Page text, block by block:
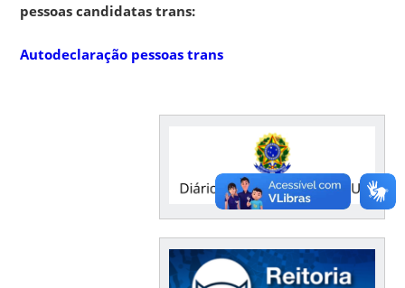
pessoas candidatas trans:
Autodeclaração pessoas trans